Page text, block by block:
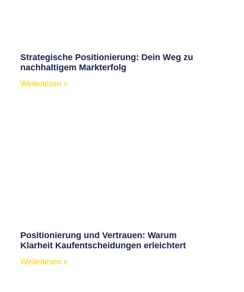
Strategische Positionierung: Dein Weg zu
nachhaltigem Markterfolg
Weiterlesen »
Positionierung und Vertrauen: Warum
Klarheit Kaufentscheidungen erleichtert
Weiterlesen »